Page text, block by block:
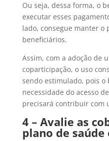
Ou seja, dessa forma, o
executar esses
lado, consegue manter o
beneficiários.
Assim, com a adoção de
coparticipação, o uso
sendo estimulado, pois o
necessidade do acesso
precisará contribuir com
4 – Avalie as
plano de saúde